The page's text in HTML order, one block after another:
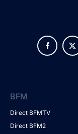
BFM
Direct BFMTV
Direct BFM2